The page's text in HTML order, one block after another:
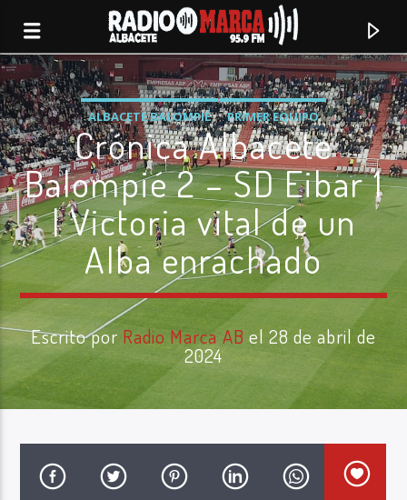
Canción actual
Radio Marca
Albacete
ALBACETE BALOMPIÉ PRIMER EQUIPO
Crónica Albacete
Balompié 2 – SD Eibar 1
| Victoria vital de un
Alba enrachado
Escrito por Radio Marca AB el 28 de abril de
2024